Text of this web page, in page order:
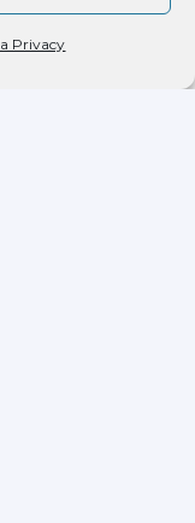
Privacyricevuta ai